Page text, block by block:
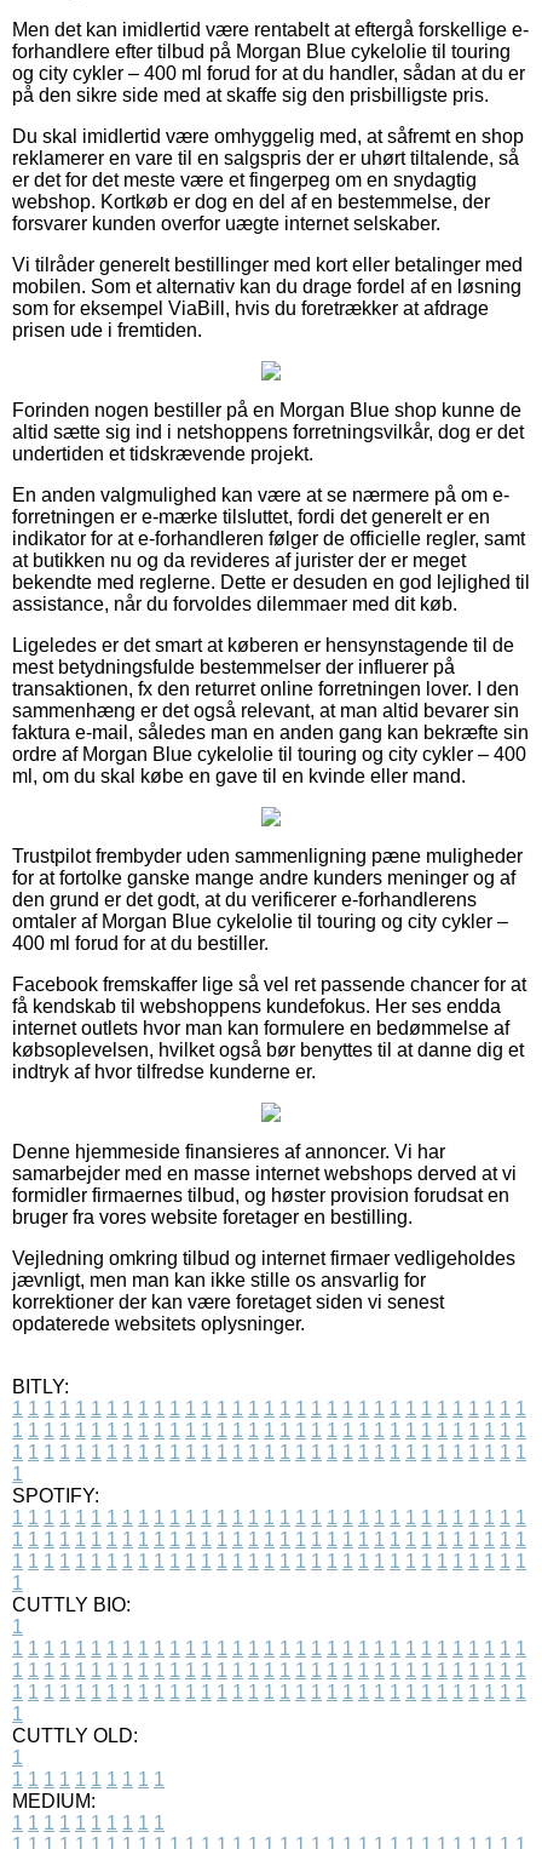
Men det kan imidlertid være rentabelt at eftergå forskellige e-
forhandlere efter tilbud på Morgan Blue cykelolie til touring
og city cykler – 400 ml forud for at du handler, sådan at du er
på den sikre side med at skaffe sig den prisbilligste pris.
Du skal imidlertid være omhyggelig med, at såfremt en shop
reklamerer en vare til en salgspris der er uhørt tiltalende, så
er det for det meste være et fingerpeg om en snydagtig
webshop. Kortkøb er dog en del af en bestemmelse, der
forsvarer kunden overfor uægte internet selskaber.
Vi tilråder generelt bestillinger med kort eller betalinger med
mobilen. Som et alternativ kan du drage fordel af en løsning
som for eksempel ViaBill, hvis du foretrækker at afdrage
prisen ude i fremtiden.
Forinden nogen bestiller på en Morgan Blue shop kunne de
altid sætte sig ind i netshoppens forretningsvilkår, dog er det
undertiden et tidskrævende projekt.
En anden valgmulighed kan være at se nærmere på om e-
forretningen er e-mærke tilsluttet, fordi det generelt er en
indikator for at e-forhandleren følger de officielle regler, samt
at butikken nu og da revideres af jurister der er meget
bekendte med reglerne. Dette er desuden en god lejlighed til
assistance, når du forvoldes dilemmaer med dit køb.
Ligeledes er det smart at køberen er hensynstagende til de
mest betydningsfulde bestemmelser der influerer på
transaktionen, fx den returret online forretningen lover. I den
sammenhæng er det også relevant, at man altid bevarer sin
faktura e-mail, således man en anden gang kan bekræfte sin
ordre af Morgan Blue cykelolie til touring og city cykler – 400
ml, om du skal købe en gave til en kvinde eller mand.
Trustpilot frembyder uden sammenligning pæne muligheder
for at fortolke ganske mange andre kunders meninger og af
den grund er det godt, at du verificerer e-forhandlerens
omtaler af Morgan Blue cykelolie til touring og city cykler –
400 ml forud for at du bestiller.
Facebook fremskaffer lige så vel ret passende chancer for at
få kendskab til webshoppens kundefokus. Her ses endda
internet outlets hvor man kan formulere en bedømmelse af
købsoplevelsen, hvilket også bør benyttes til at danne dig et
indtryk af hvor tilfredse kunderne er.
Denne hjemmeside finansieres af annoncer. Vi har
samarbejder med en masse internet webshops derved at vi
formidler firmaernes tilbud, og høster provision forudsat en
bruger fra vores website foretager en bestilling.
Vejledning omkring tilbud og internet firmaer vedligeholdes
jævnligt, men man kan ikke stille os ansvarlig for
korrektioner der kan være foretaget siden vi senest
opdaterede websitets oplysninger.
BITLY:
1 1 1 1 1 1 1 1 1 1 1 1 1 1 1 1 1 1 1 1 1 1 1 1 1 1 1 1 1 1 1 1 1
1 1 1 1 1 1 1 1 1 1 1 1 1 1 1 1 1 1 1 1 1 1 1 1 1 1 1 1 1 1 1 1 1
1 1 1 1 1 1 1 1 1 1 1 1 1 1 1 1 1 1 1 1 1 1 1 1 1 1 1 1 1 1 1 1 1
1
SPOTIFY:
1 1 1 1 1 1 1 1 1 1 1 1 1 1 1 1 1 1 1 1 1 1 1 1 1 1 1 1 1 1 1 1 1
1 1 1 1 1 1 1 1 1 1 1 1 1 1 1 1 1 1 1 1 1 1 1 1 1 1 1 1 1 1 1 1 1
1 1 1 1 1 1 1 1 1 1 1 1 1 1 1 1 1 1 1 1 1 1 1 1 1 1 1 1 1 1 1 1 1
1
CUTTLY BIO:
1
1 1 1 1 1 1 1 1 1 1 1 1 1 1 1 1 1 1 1 1 1 1 1 1 1 1 1 1 1 1 1 1 1
1 1 1 1 1 1 1 1 1 1 1 1 1 1 1 1 1 1 1 1 1 1 1 1 1 1 1 1 1 1 1 1 1
1 1 1 1 1 1 1 1 1 1 1 1 1 1 1 1 1 1 1 1 1 1 1 1 1 1 1 1 1 1 1 1 1
1
CUTTLY OLD:
1
1 1 1 1 1 1 1 1 1 1
MEDIUM:
1 1 1 1 1 1 1 1 1 1
1 1 1 1 1 1 1 1 1 1 1 1 1 1 1 1 1 1 1 1 1 1 1 1 1 1 1 1 1 1 1 1 1